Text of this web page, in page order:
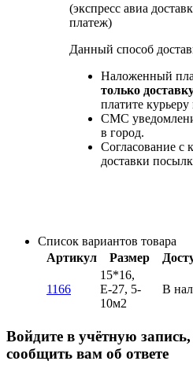
(экспресс авиа
платеж)
Данный способ
Наложенный
только
платите
СМС
в город.
Согласование с
доставки
Список вариантов товара
Артикул
Размер
1166
15*16,
Е-27, 5-
10м2
В
Войдите в учётную
сообщить вам об ответе